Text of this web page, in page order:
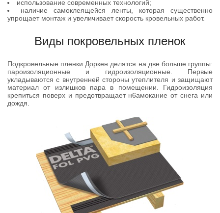
использование современных технологий;
наличие самоклеящейся ленты, которая существенно
упрощает монтаж и увеличивает скорость кровельных работ.
Виды покровельных пленок
Подкровельные пленки Доркен делятся на две больше группы:
пароизоляционные и гидроизоляционные. Первые
укладываются с внутренней стороны утеплителя и защищают
материал от излишков пара в помещении. Гидроизоляция
крепиться поверх и предотвращает н6амокание от снега или
дождя.